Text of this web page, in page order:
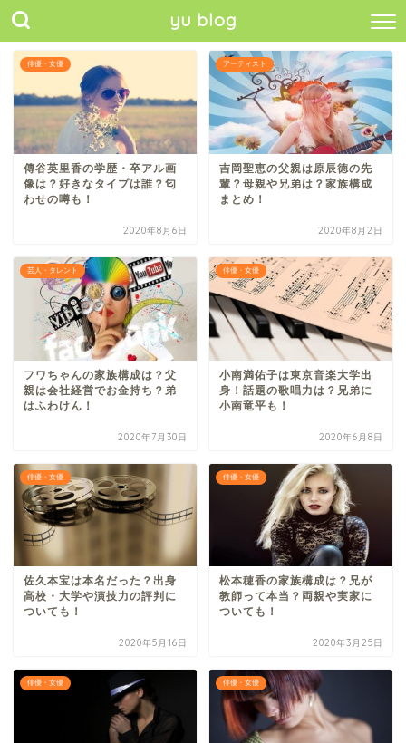
yu blog
俳優・女優
傳谷英里香の学歴・卒アル画
像は？好きなタイプは誰？匂
わせの噂も！
2020年8月6日
アーティスト
吉岡聖恵の父親は原辰徳の先
輩？母親や兄弟は？家族構成
まとめ！
2020年8月2日
芸人・タレント
フワちゃんの家族構成は？父
親は会社経営でお金持ち？弟
はふわけん！
2020年7月30日
俳優・女優
小南満佑子は東京音楽大学出
身！話題の歌唱力は？兄弟に
小南竜平も！
2020年6月8日
俳優・女優
佐久本宝は本名だった？出身
高校・大学や演技力の評判に
ついても！
2020年5月16日
俳優・女優
松本穂香の家族構成は？兄が
教師って本当？両親や実家に
ついても！
2020年3月25日
俳優・女優 俳優・女優